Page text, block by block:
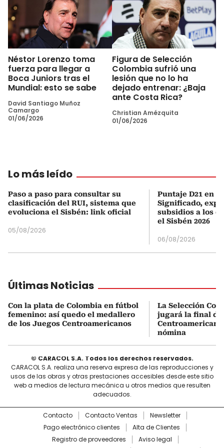
Néstor Lorenzo toma
fuerza para llegar a
Boca Juniors tras el
Mundial: esto se sabe
David Santiago Muñoz
Camargo
01/06/2026
Figura de Selección
Colombia sufrió una
lesión que no lo ha
dejado entrenar: ¿Baja
ante Costa Rica?
Christian Amézquita
01/06/2026
Lo más leído
Paso a paso para consultar su
clasificación del RUI, sistema que
evoluciona el Sisbén: link oficial
05/08/2026
Puntaje D21 en
Significado,
subsidios a los
el Sisbén 2026
06/08/2026
Últimas Noticias
Con la plata de Colombia en fútbol
femenino: así quedo el medallero
de los Juegos Centroamericanos
La Selección
jugará la final de
nómina
© CARACOL S.A. Todos los derechos reservados.
CARACOL S.A. realiza una reserva expresa de las reproducciones y
usos de las obras y otras prestaciones accesibles desde este sitio
web a medios de lectura mecánica u otros medios que resulten
adecuados.
Contacto Contacto Ventas
Newsletter
Pago electrónico clientes
Alta de Clientes
Registro de proveedores
Aviso legal